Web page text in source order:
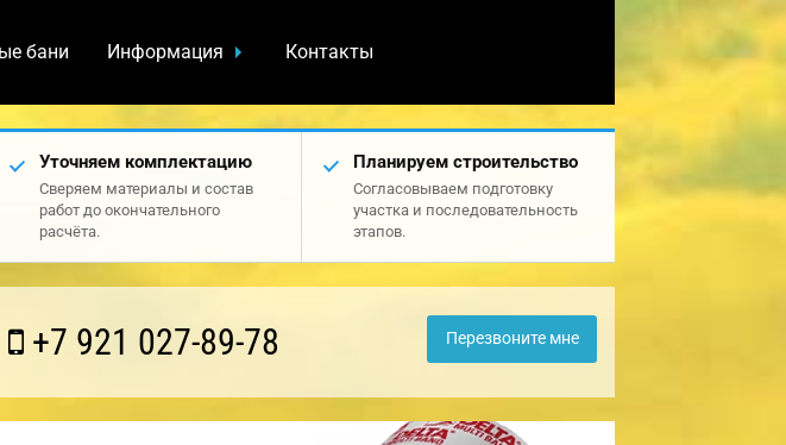
бани Информация Контакты
Уточняем комплектацию
Сверяем материалы и состав
работ до окончательного
расчёта.
Планируем строительство
Согласовываем подготовку
участка и последовательность
этапов.
+7 921 027-89-78 Перезвоните мне